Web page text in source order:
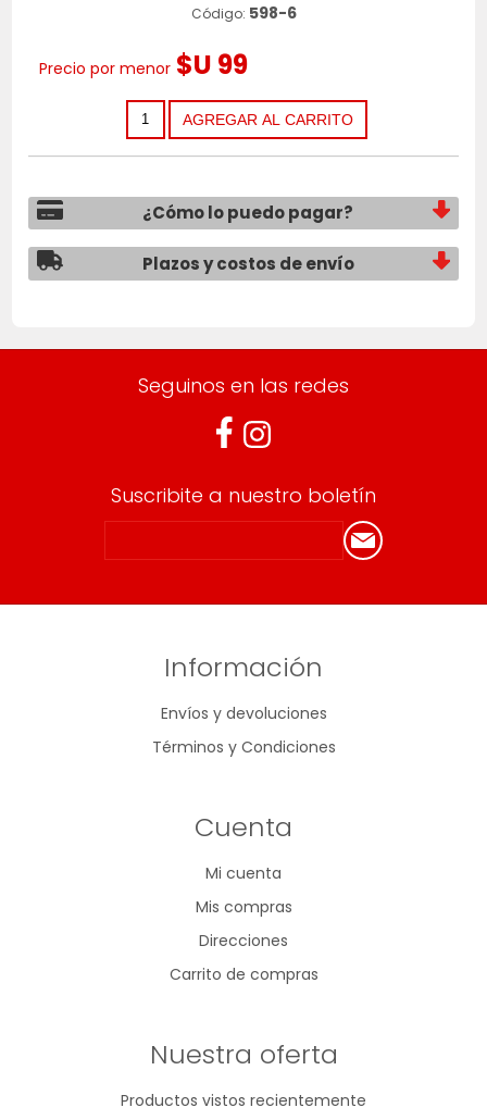
Código: 598-6
Precio por menor $U 99
¿Cómo lo puedo pagar?
Plazos y costos de envío
Seguinos en las redes
Suscribite a nuestro boletín
Información
Envíos y devoluciones
Términos y Condiciones
Cuenta
Mi cuenta
Mis compras
Direcciones
Carrito de compras
Nuestra oferta
Productos vistos recientemente